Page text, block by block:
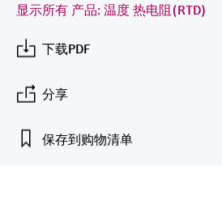
光学分析
Netilion IIoT
软件
Conductive level measurement
Float switch level measurement
放射线物位测量
阻旋料位开关
全自动水质采样仪
TOC、COD和SAC分析仪
ORP电极和变送器
污泥界面传感器和变送器
温度开关
表面温度计
线缆式温度计
多点温度计
能量管理仪和应用管理仪
浪涌保护器
选购全部
空气质量测量装置
烟雾探测器
视距测量仪
超高探测器
Netilion Device Viewer
Netilion Water
续的未来
公用工程：可靠使用蒸汽
根据需要，从培训、研讨会、展会、峰会或
在线研讨会等各种活动中灵活选择。
您的Endress+Hauser职业生涯
文化与价值观
可持续发展
关联公司
Endress+Hauser SICK
Endress+Hauser Technology China
查找市场活动及培训
Endress+Hauser SICK
显示所有 产品: 温度 热电阻(RTD)
下载PDF
分享
保存到购物清单